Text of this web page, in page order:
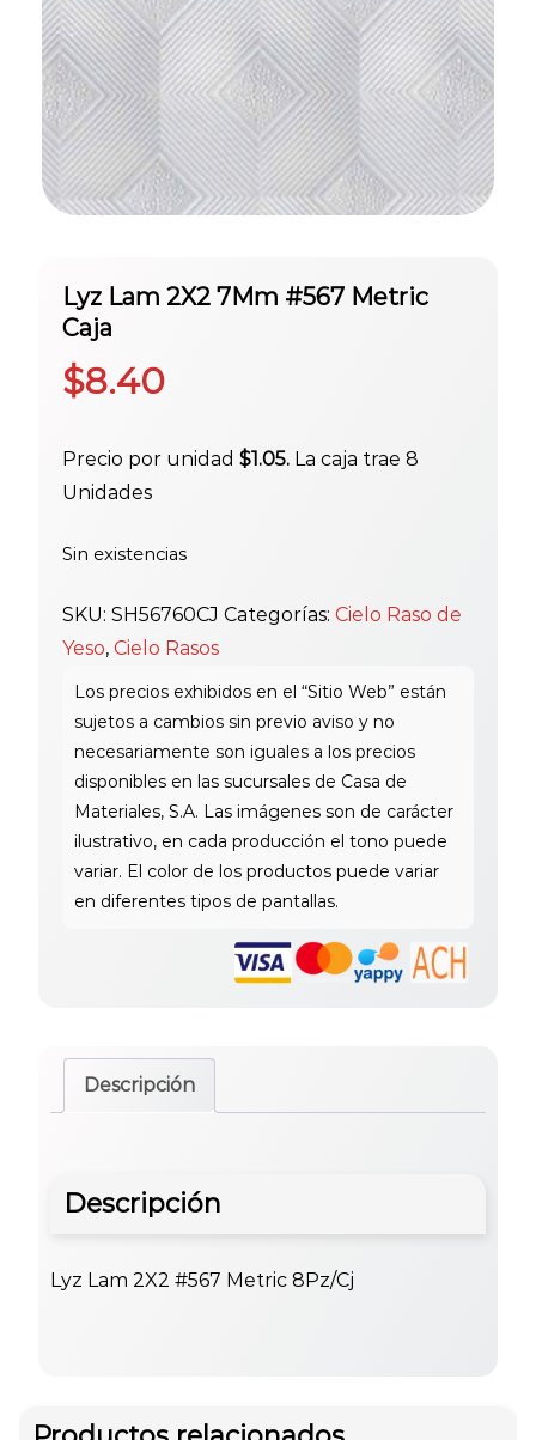
Lyz Lam 2X2 7Mm #567 Metric
Caja
$8.40
Precio por unidad $1.05. La caja trae 8
Unidades
Sin existencias
SKU: SH56760CJ Categorías: Cielo Raso de
Yeso, Cielo Rasos
Descripción
Descripción
Lyz Lam 2X2 #567 Metric 8Pz/Cj